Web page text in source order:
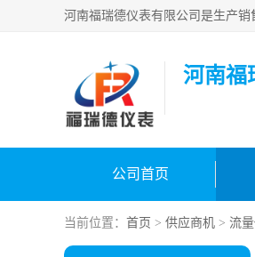
河南福
公司首页
当前位置： 首页 > 供应商机 > 流